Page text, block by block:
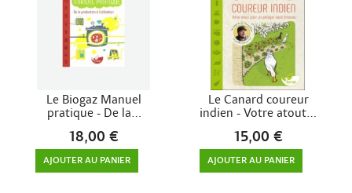
Le Biogaz Manuel
pratique - De la...
18,00 €
AJOUTER AU PANIER
Le Canard coureur
indien - Votre atout...
15,00 €
AJOUTER AU PANIER